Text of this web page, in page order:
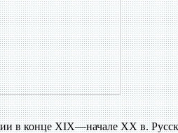
в конце XIX—начале XX в.